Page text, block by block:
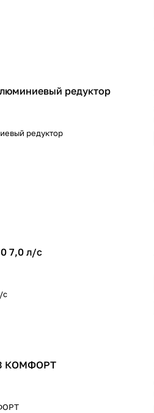
редуктор
редуктор
7,0 л/с
с
КОМФОРТ